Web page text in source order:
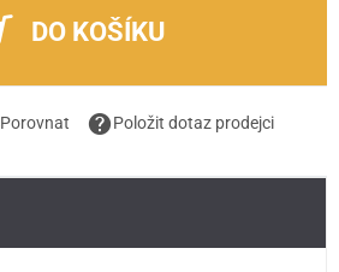
DO KOŠÍKU
Porovnat Položit dotaz prodejci